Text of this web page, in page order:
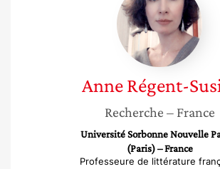
Susini
Anne Régent-
Recherche – France
Université Sorbonne Nouvelle
(Paris) – France
Professeure de littérature